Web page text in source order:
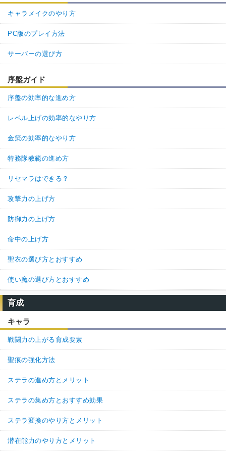
キャラメイクのやり方
PC版のプレイ方法
サーバーの選び方
序盤ガイド
序盤の効率的な進め方
レベル上げの効率的なやり方
金策の効率的なやり方
特務隊教範の進め方
リセマラはできる？
攻撃力の上げ方
防御力の上げ方
命中の上げ方
聖衣の選び方とおすすめ
使い魔の選び方とおすすめ
育成
キャラ
戦闘力の上がる育成要素
聖痕の強化方法
ステラの進め方とメリット
ステラの集め方とおすすめ効果
ステラ変換のやり方とメリット
潜在能力のやり方とメリット